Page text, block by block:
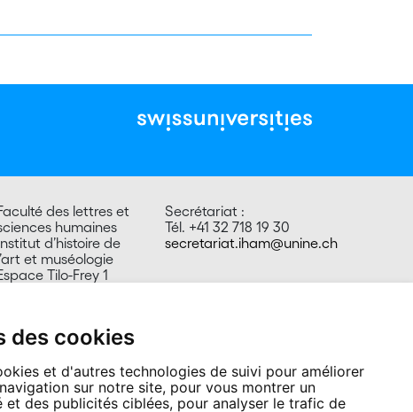
des cookies
et d'autres technologies de suivi pour améliorer
sur notre site, pour vous montrer un
et des publicités ciblées, pour analyser le trafic de
des lettres et
humaines
Institut d’histoire de
l’art et muséologie
Tilo-Frey 1
Secrétariat :
Tél. +41 32 718 19 30
secretariat.iham@unine.ch